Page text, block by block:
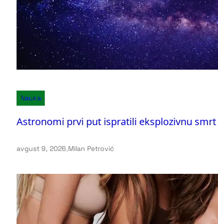
Nauka
Astronomi prvi put ispratili eksplozivnu
avgust 9, 2026.Milan Petrović